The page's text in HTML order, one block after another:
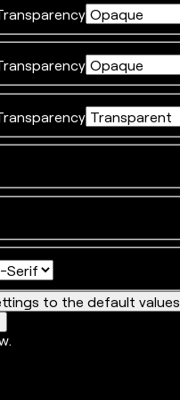
to the default values